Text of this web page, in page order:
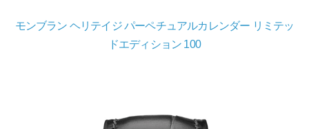
モンブラン ヘリテイジ パーペチュアルカレンダー リミテッ
ドエディション 100